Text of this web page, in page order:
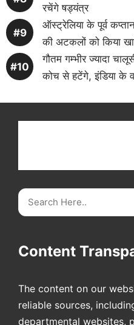
रचेंगे षड्यंत्र
ऑस्ट्रेलिया के पूर्व
की अटकलों को किया
गौतम गम्भीर ज्यादा
कोच से हटेंगे, इंडिया के
Search
Content
The content on our
reliable sources,
departmental websites,